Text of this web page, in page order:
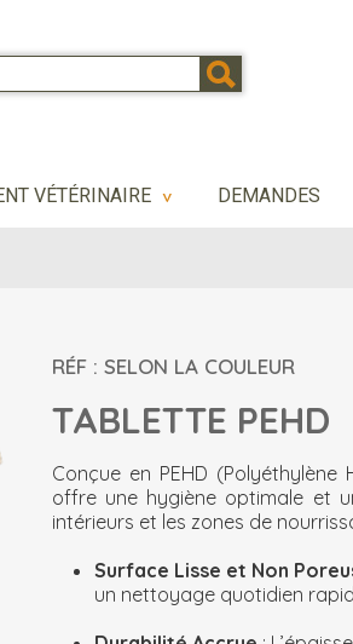
VÉTÉRINAIRE > DEMANDES
RÉF : SELON LA COULEUR
TABLETTE PEHD
Conçue en PEHD
offre une hygiène optimale et
intérieurs et les zones de
Surface Lisse et Non
un nettoyage quotidien